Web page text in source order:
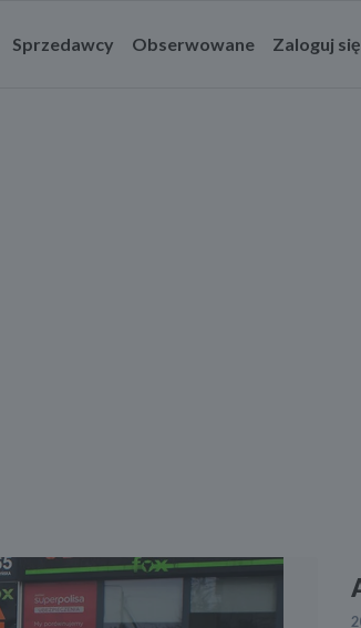
Sprzedawcy Obserwowane Zaloguj się